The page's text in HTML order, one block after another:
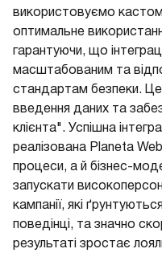
використовуємо
оптимальне
гарантуючи, що
масштабованим та
стандартам безпеки.
введення даних та
клієнта". Успішна
реалізована Planeta
процеси, а й бізнес-
запускати
кампанії, які
поведінці, та значно
результаті зростає